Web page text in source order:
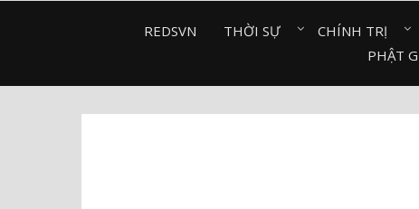
REDSVN THỜI SỰ⠀ CHÍNH TRỊ⠀
PHẬT